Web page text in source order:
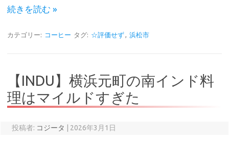
続きを読む »
カテゴリー: コーヒー タグ: ☆評価せず, 浜松市
【INDU】横浜元町の南インド料
理はマイルドすぎた
投稿者: コジータ 2026年3月1日